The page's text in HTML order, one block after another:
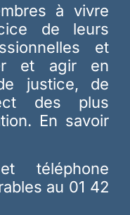
à vivre
de leurs
et
et agir en
justice, de
des plus
En savoir
et téléphone
au 01 42